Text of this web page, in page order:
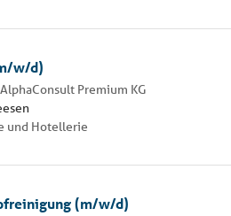
w/d)
AlphaConsult Premium KG
und Hotellerie
(m/w/d)